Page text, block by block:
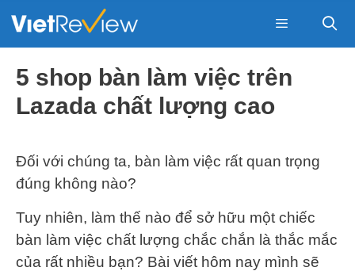
Menu
5 shop bàn làm việc trên
Lazada chất lượng cao
Đối với chúng ta, bàn làm việc rất quan trọng
đúng không nào?
Tuy nhiên, làm thế nào để sở hữu một chiếc
bàn làm việc chất lượng chắc chắn là thắc mắc
của rất nhiều bạn? Bài viết hôm nay mình sẽ